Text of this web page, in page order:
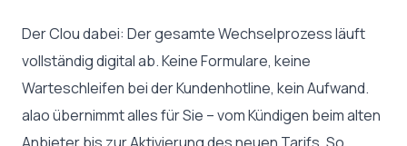
Der Clou dabei: Der gesamte Wechselprozess läuft
vollständig digital ab. Keine Formulare, keine
Warteschleifen bei der Kundenhotline, kein Aufwand.
alao übernimmt alles für Sie – vom Kündigen beim alten